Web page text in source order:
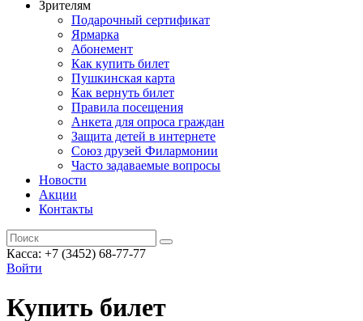
Зрителям
Подарочный сертификат
Ярмарка
Абонемент
Как купить билет
Пушкинская карта
Как вернуть билет
Правила посещения
Анкета для опроса граждан
Защита детей в интернете
Союз друзей Филармонии
Часто задаваемые вопросы
Новости
Акции
Контакты
Касса: +7 (3452) 68-77-77
Войти
Купить билет